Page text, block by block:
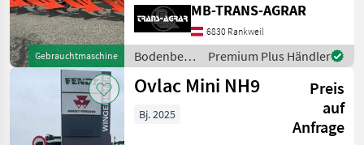
Gebrauchtmaschine
Scheibensech, hydr.
Schnittbreitenverstellung,
Streifenkörper, Stützrad,
Vorschäler Ersteinsatz 2025!
VA
MB-TRANS-AGRAR
6830 Rankweil
Bodenbearbeitung
/ Kuhn
Premium Plus Händler
Ovlac Mini NH9
Preis
auf
Anfrage
Bj. 2025